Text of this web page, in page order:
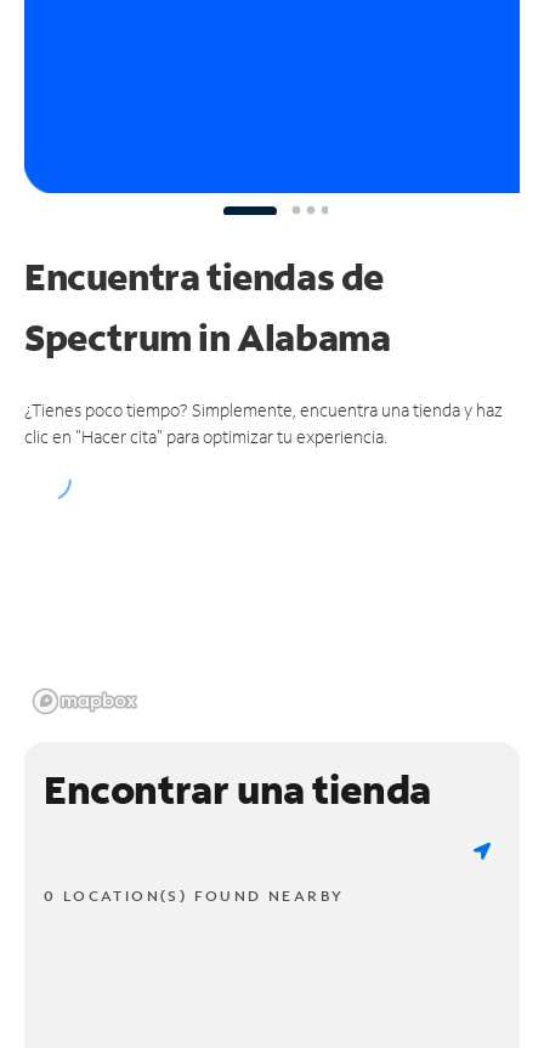
Encuentra tiendas de
Spectrumin Alabama
¿Tienes poco tiempo? Simplemente, encuentra una tienda y haz
clic en "Hacer cita" para optimizar tu experiencia.
Encontrar una tienda
0 LOCATION(S) FOUND NEARBY